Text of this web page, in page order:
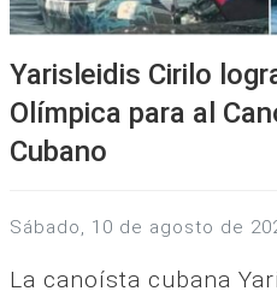
Yarisleidis Cirilo
Olímpica para al
Cubano
sábado, 10 de agosto de
La canoísta cubana